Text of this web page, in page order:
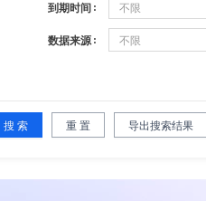
到期时间 不限
数据来源 不限
搜 索 重 置 导出搜索结果